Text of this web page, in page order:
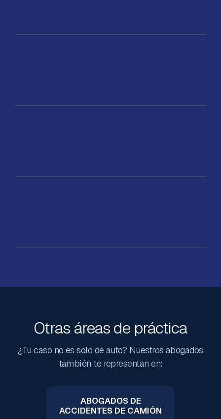
Otras áreas de práctica
¿Tu caso no es solo de auto? Nuestros abogados
también te representan en:
ABOGADOS DE
ACCIDENTES DE CAMIÓN